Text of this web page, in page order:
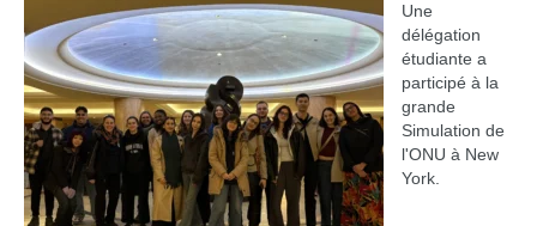
Une
délégation
étudiante a
participé à la
grande
Simulation de
l'ONU à New
York.